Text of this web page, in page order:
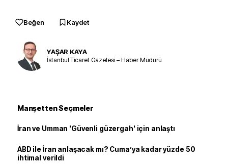
Beğen Kaydet
YAŞAR KAYA
İstanbul Ticaret Gazetesi – Haber Müdürü
Manşetten Seçmeler
İran ve Umman 'Güvenli güzergah' için anlaştı
ABD ile İran anlaşacak mı? Cuma’ya kadar yüzde 50
ihtimal verildi